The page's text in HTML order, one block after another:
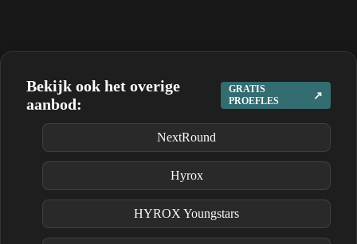
Bekijk ook het overige
aanbod:
GRATIS
PROEFLES
↗
NextRound
Hyrox
HYROX Youngstars